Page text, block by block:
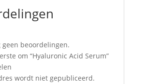
geen beoordelingen.
om “Hyaluronic Acid Serum”
wordt niet gepubliceerd.